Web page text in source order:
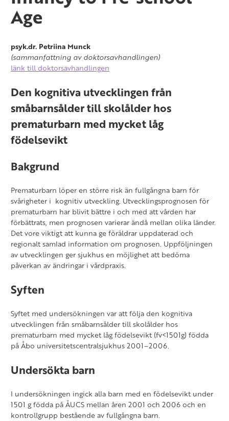
Full-Term and Very-Low-Birth-Weight
Finnish Children
Age
psyk.dr. Petriina Munck
(sammanfattning av doktorsavhandlingen)
länk till doktorsavhandlingen
Den kognitiva utvecklingen från
småbarnsålder till skolålder hos
prematurbarn med mycket låg
födelsevikt
Bakgrund
Prematurbarn löper en större risk än fullgångna barn för
svårigheter i kognitiv utveckling. Utvecklingsprognosen för
prematurbarn har blivit bättre i och med att vården har
förbättrats, men prognosen varierar ändå mellan olika länder.
Det vore viktigt att kunna ge föräldrar uppdaterad och
regionalt samlad information om prognosen. Uppföljningen
av utvecklingen ger sjukhus en möjlighet att bedöma
påverkan av ändringar i vårdpraxis.
Syften
Syftet med undersökningen var att följa den kognitiva
utvecklingen från småbarnsålder till skolålder hos
prematurbarn med mycket låg födelsevikt (fv<1501g) födda
på Åbo universitetscentralsjukhus 2001–2006.
Undersökta barn
I undersökningen ingick alla barn med en födelsevikt under
1501 g födda på ÅUCS mellan åren 2001 och 2006 och en
kontrollgrupp bestående av fullgångna barn.